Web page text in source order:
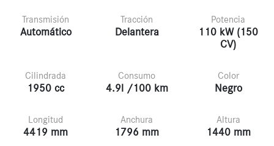
Transmisión
Automático
Tracción
Delantera
Potencia
110 kW (150
CV)
Cilindrada
1950 cc
Consumo
4.9l /100 km
Color
Negro
Longitud
4419 mm
Anchura
1796 mm
Altura
1440 mm